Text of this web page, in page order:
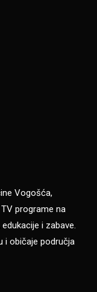
Vogošća,
programe na
i zabave.
i običaje područja